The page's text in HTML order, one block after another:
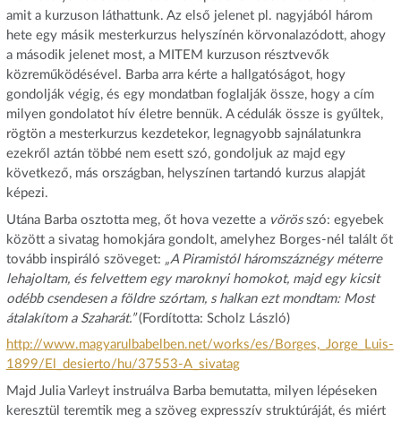
amit a kurzuson láthattunk. Az első jelenet pl. nagyjából három
hete egy másik mesterkurzus helyszínén körvonalazódott, ahogy
a második jelenet most, a MITEM kurzuson résztvevők
közreműködésével. Barba arra kérte a hallgatóságot, hogy
gondolják végig, és egy mondatban foglalják össze, hogy a cím
milyen gondolatot hív életre bennük. A cédulák össze is gyűltek,
rögtön a mesterkurzus kezdetekor, legnagyobb sajnálatunkra
ezekről aztán többé nem esett szó, gondoljuk az majd egy
következő, más országban, helyszínen tartandó kurzus alapját
képezi.
Utána Barba osztotta meg, őt hova vezette a vörösszó: egyebek
között a sivatag homokjára gondolt, amelyhez Borges-nél talált őt
tovább inspiráló szöveget: „A Piramistól háromszáznégy méterre
lehajoltam, és felvettem egy maroknyi homokot, majd egy kicsit
odébb csendesen a földre szórtam, s halkan ezt mondtam: Most
átalakítom a Szaharát.”(Fordította: Scholz László)
http://www.magyarulbabelben.net/works/es/Borges,_Jorge_Luis-
1899/El_desierto/hu/37553-A_sivatag
Majd Julia Varleyt instruálva Barba bemutatta, milyen lépéseken
keresztül teremtik meg a szöveg expresszív struktúráját, és miért